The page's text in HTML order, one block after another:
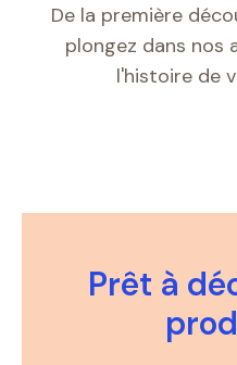
De la première
plongez dans nos
l'histoire de
Prêt à